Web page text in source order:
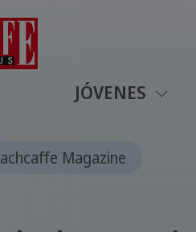
JÓVENES
Magazine